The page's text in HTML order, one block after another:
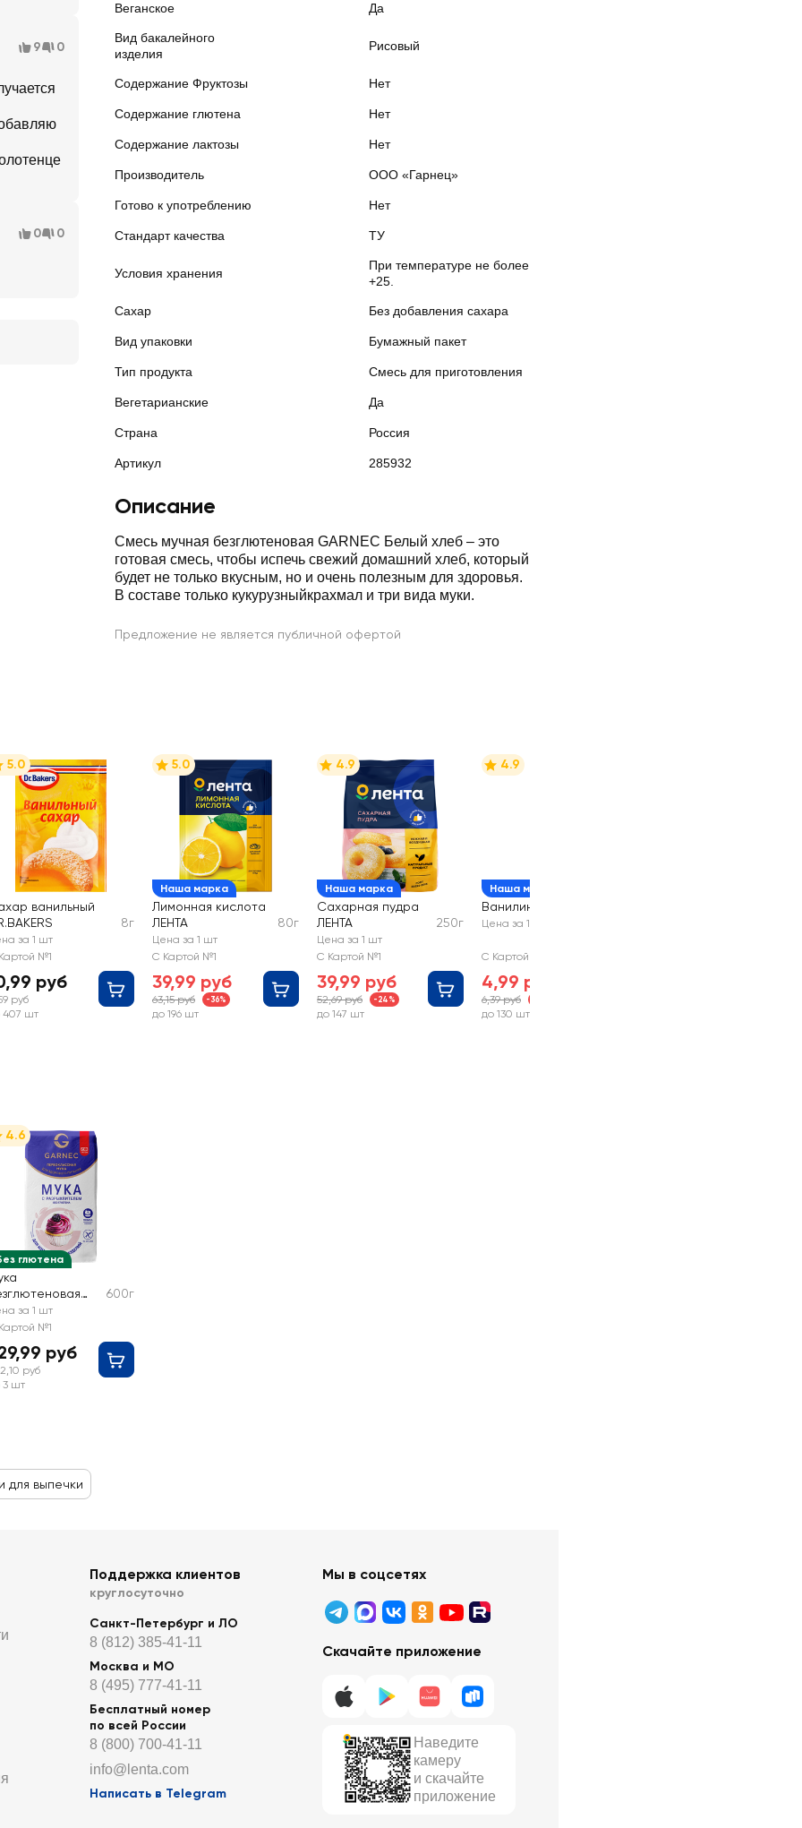
Веганское Да
Вид бакалейного
изделия
Рисовый
Содержание Фруктозы Нет
Содержание глютена Нет
Содержание лактозы Нет
Производитель ООО «Гарнец»
Готово к употреблению Нет
Стандарт качества ТУ
Условия хранения
При температуре не более
+25.
Сахар Без добавления сахара
Вид упаковки Бумажный пакет
Тип продукта Смесь для приготовления
Вегетарианские Да
Страна Россия
Артикул 285932
Описание
Смесь мучная безглютеновая GARNEC Белый хлеб – это
готовая смесь, чтобы испечь свежий домашний хлеб, который
будет не только вкусным, но и очень полезным для здоровья.
В составе только кукурузныйкрахмал и три вида муки.
Предложение не является публичной офертой
9 0
0 0
5.0
ванильный
8г
за 1 шт
№1
руб
руб
407 шт
Наша марка
5.0
Лимонная кислота
ЛЕНТА
80г
Цена за 1 шт
С Картой №1
39,99 руб
63,15 руб -36%
до 196 шт
Наша марка
4.9
Сахарная пудра
ЛЕНТА
250г
Цена за 1 шт
С Картой №1
39,99 руб
52,69 руб -24%
до 147 шт
Наша марка
4.9
Ванилин ЛЕНТА
Цена за 1 шт
С Картой №1
4,99 руб
6,39 руб
до 130 шт
глютена
4.6
с
600г
за 1 шт
№1
руб
руб
3 шт
для выпечки
Поддержка клиентов
круглосуточно
Санкт-Петербург и ЛО
8 (812) 385-41-11
Москва и МО
8 (495) 777-41-11
Бесплатный номер
по всей России
8 (800) 700-41-11
info@lenta.com
Написать в Telegram
Мы в соцсетях
Скачайте приложение
Наведите
камеру
и скачайте
приложение